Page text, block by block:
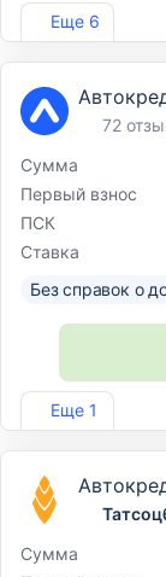
Еще 6
Лиц. №354
Еще 1
72
Сумма
Первый взнос
ПСК
Ставка
Без справок о
Лиц. №2707
Сумма